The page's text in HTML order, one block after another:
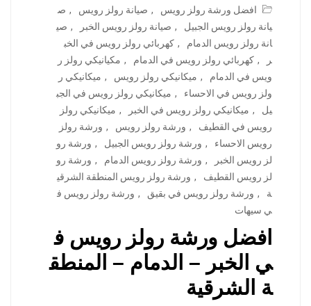
افضل ورشة رولز رويس
, صيانة رولز رويس , ص
يانة رولز رويس الجبيل
, صيانة رولز رويس الخبر , صي
انة رولز رويس الدمام
, كهربائي رولز رويس في الخب
ر
, كهربائي رولز رويس في الدمام , مكيانيكي رولز ر
ويس في الدمام
, ميكانيكي رولز رويس , ميكانيكي ر
ولز رويس في الاحساء
, ميكانيكي رولز رويس في الجب
يل
, ميكانيكي رولز رويس في الخبر , ميكانيكي رولز
رويس في القطيف
, ورشة رولز رويس , ورشة رولز
رويس الاحساء
, ورشة رولز رويس الجبيل , ورشة رو
لز رويس الخبر
, ورشة رولز رويس الدمام , ورشة رو
لز رويس القطيف
, ورشة رولز رويس المنطقة الشرقي
ة
, ورشة رولز رويس في بقيق , ورشة رولز رويس ف
ي سيهات
افضل ورشة رولز رويس ف
ي الخبر – الدمام – المنطق
ة الشرقية